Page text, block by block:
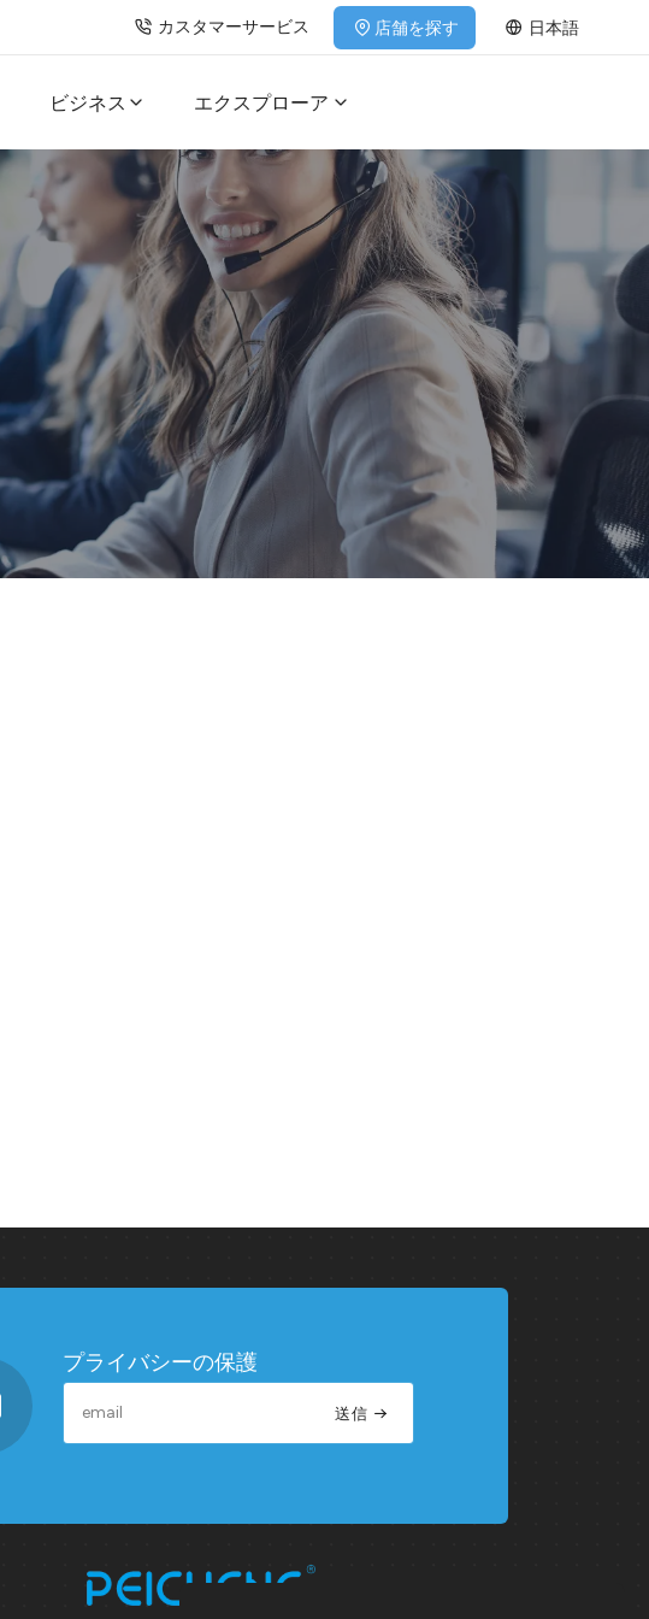
カスタマーサービス 店舗を探す 日本語
ビジネス エクスプローア
プライバシーの保護
送信